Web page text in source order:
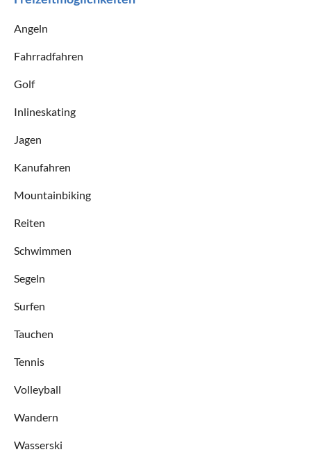
Angeln
Fahrradfahren
Golf
Inlineskating
Jagen
Kanufahren
Mountainbiking
Reiten
Schwimmen
Segeln
Surfen
Tauchen
Tennis
Volleyball
Wandern
Wasserski